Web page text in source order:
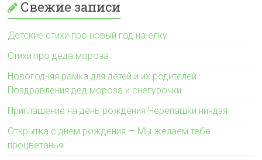
Свежие записи
Детские стихи про новый год на елку
Стихи про деда мороза
Новогодняя рамка для детей и их родителей
Поздравления дед мороза и снегурочки
Приглашение на день рождения Черепашки ниндзя
Открытка с днем рождения — Мы желаем тебе
процветанья